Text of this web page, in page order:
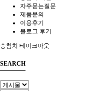
자주묻는질문
제품문의
이용후기
블로그 후기
승참치 테이크아웃
SEARCH